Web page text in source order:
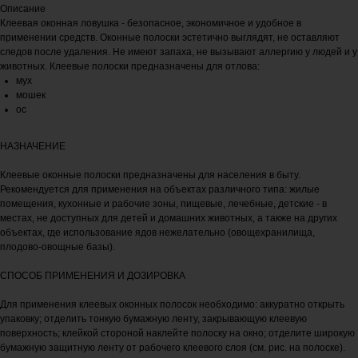
Описание
Клеевая оконная ловушка - безопасное, экономичное и удобное в
применении средств. Оконные полоски эстетично выглядят, не оставляют
следов после удаления. Не имеют запаха, не вызывают аллергию у людей и у
животных. Клеевые полоски предназначены для отлова:
мух
мошек
ос
НАЗНАЧЕНИЕ
Клеевые оконные полоски предназначены для населения в быту.
Рекомендуется для применения на объектах различного типа: жилые
помещения, кухонные и рабочие зоны, пищевые, лечебные, детские - в
местах, не доступных для детей и домашних животных, а также на других
объектах, где использование ядов нежелательно (овощехранилища,
плодово-овощные базы).
СПОСОБ ПРИМЕНЕНИЯ И ДОЗИРОВКА
Для применения клеевых оконных полосок необходимо: аккуратно открыть
упаковку; отделить тонкую бумажную ленту, закрывающую клеевую
поверхность; клейкой стороной наклейте полоску на окно; отделите широкую
бумажную защитную ленту от рабочего клеевого слоя (см. рис. на полоске).